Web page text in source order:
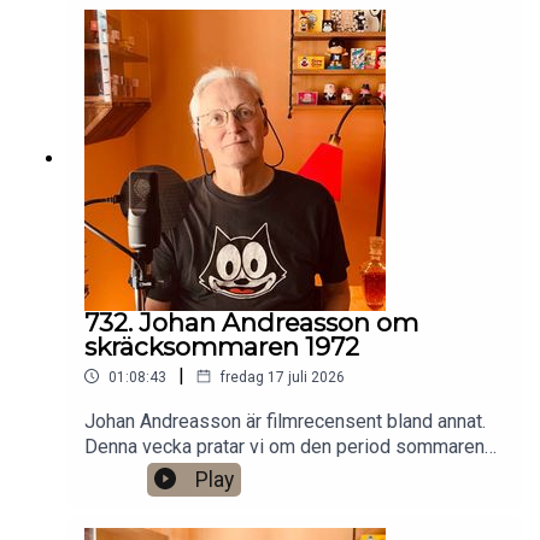
https://www.patreon.com/arkivsamtalFestar! Ny
turné med Simon Gärdenfors och Anton
Magnusson 2026.Jag har andra standupgig i bl.a.
Stockholm. Min film Serietecknaren finns nu på
VHS SF
Anytime!https://www.gardenfors.comSwish:
0760724728X: @gardenforsInstagram:
@gardenfors
732. Johan Andreasson om
skräcksommaren 1972
01:08:43 | fredag 17 juli 2026
Johan Andreasson är filmrecensent bland annat.
Denna vecka pratar vi om den period sommaren
1972 då SVT sände åtta klassiska svartvita
skräckfilmer från 1930-talet, som Dracula,
Play